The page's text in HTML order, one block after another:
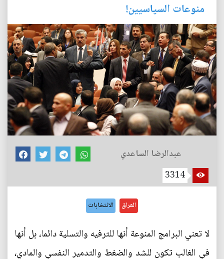
منوعات السياسيين!
عبدالرضا الساعدي
3314
العراق الانتخابات
لا تعني البرامج المنوعة أنها للترفيه والتسلية دائما، بل أنها
في الغالب تكون للشد والضغط والتدمير النفسي والمادي،